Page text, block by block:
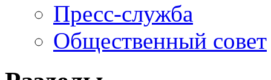
Пресс-служба
Общественный совет